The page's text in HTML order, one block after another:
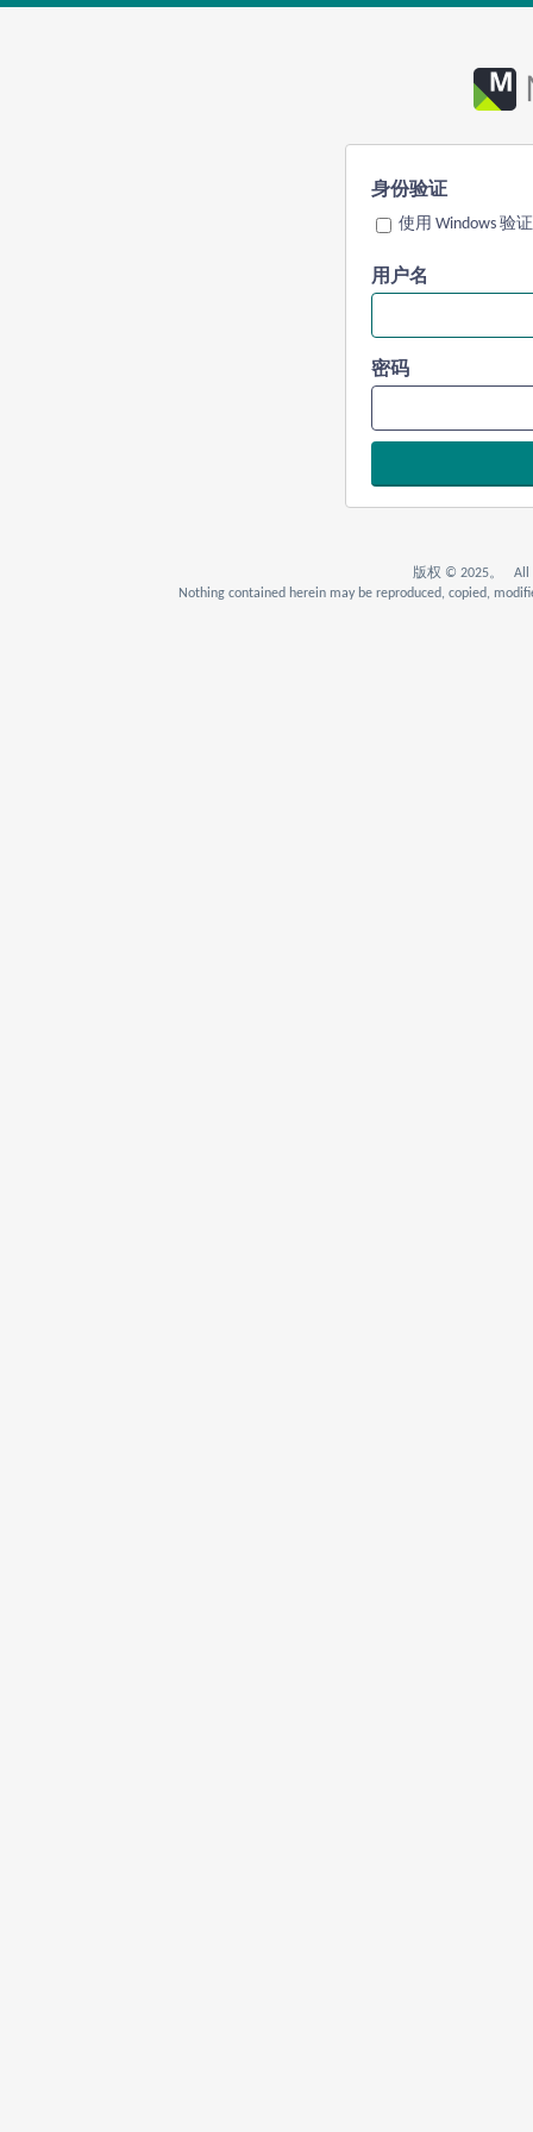
身份验证
使用 Windows 验证
用户名
密码
版权 © 2025。 All
Nothing contained herein may be reproduced, copied,